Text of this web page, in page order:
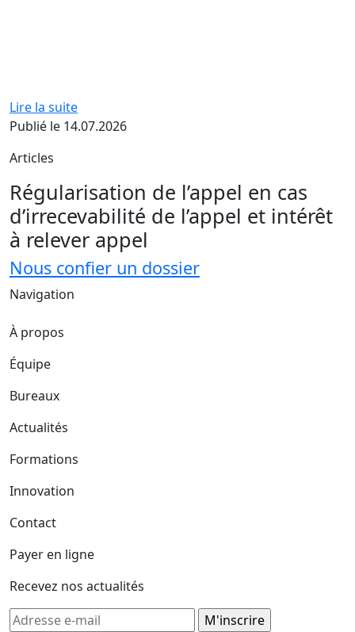
Lire la suite
Publié le 14.07.2026
Articles
Régularisation de l’appel en cas
d’irrecevabilité de l’appel et intérêt
à relever appel
Nous confier un dossier
Navigation
À propos
Équipe
Bureaux
Actualités
Formations
Innovation
Contact
Payer en ligne
Recevez nos actualités